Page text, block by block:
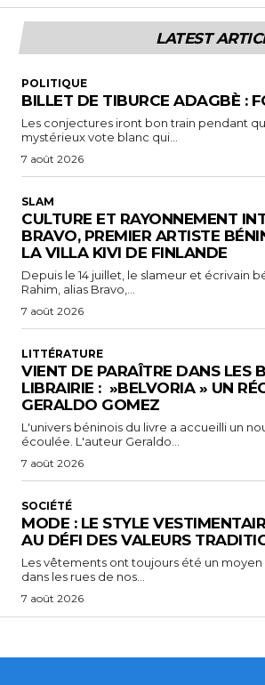
LATEST
POLITIQUE
BILLET DE TIBURCE ADAGBÈ :
Les conjectures iront bon train pendant
mystérieux vote blanc qui...
7 août 2026
SLAM
CULTURE ET RAYONNEMENT
BRAVO, PREMIER ARTISTE
LA VILLA KIVI DE FINLANDE
Depuis le 14 juillet, le slameur et écrivain
Rahim, alias Bravo,...
7 août 2026
LITTÉRATURE
VIENT DE PARAÎTRE DANS LES
LIBRAIRIE : »BELVORIA » UN
GERALDO GOMEZ
L'univers béninois du livre a accueilli un
écoulée. L'auteur Geraldo...
7 août 2026
SOCIÉTÉ
MODE : LE STYLE
AU DÉFI DES VALEURS
Les vêtements ont toujours été un
dans les rues de nos...
7 août 2026